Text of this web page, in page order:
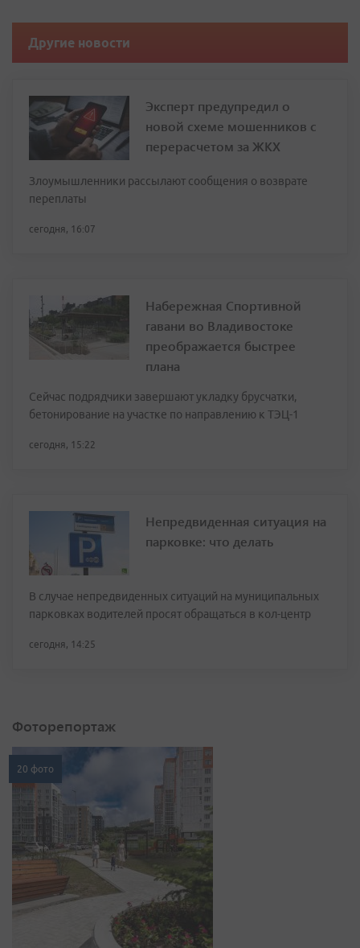
Другие новости
Эксперт предупредил о
новой схеме мошенников с
перерасчетом за ЖКХ
Злоумышленники рассылают сообщения о возврате
переплаты
сегодня, 16:07
Набережная Спортивной
гавани во Владивостоке
преображается быстрее
плана
Сейчас подрядчики завершают укладку брусчатки,
бетонирование на участке по направлению к ТЭЦ-1
сегодня, 15:22
Непредвиденная ситуация на
парковке: что делать
В случае непредвиденных ситуаций на муниципальных
парковках водителей просят обращаться в кол-центр
сегодня, 14:25
Фоторепортаж
20 фото